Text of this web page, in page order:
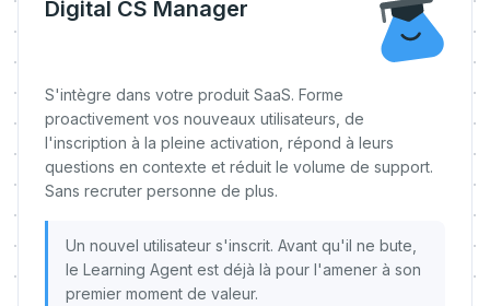
Digital CS Manager
S'intègre dans votre produit SaaS. Forme
proactivement vos nouveaux utilisateurs, de
l'inscription à la pleine activation, répond à leurs
questions en contexte et réduit le volume de support.
Sans recruter personne de plus.
Un nouvel utilisateur s'inscrit. Avant qu'il ne bute,
le Learning Agent est déjà là pour l'amener à son
premier moment de valeur.